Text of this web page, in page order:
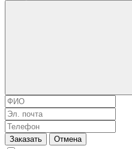
Заказать Отмена